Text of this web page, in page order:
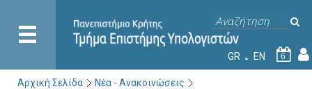
GR EN 6
Αρχική Σελίδα
Νέα - Ανακοινώσεις